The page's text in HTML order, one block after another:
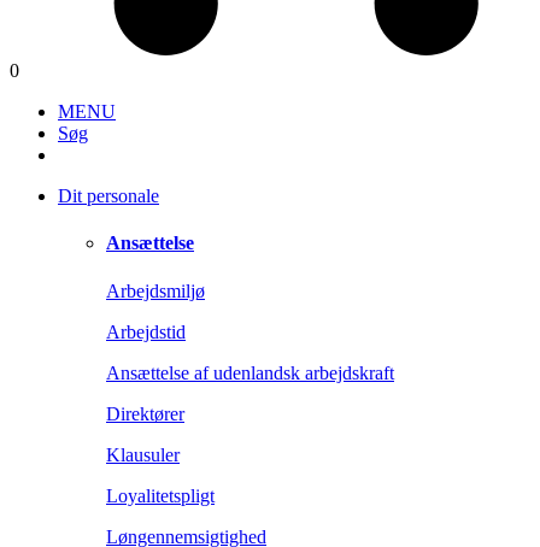
0
MENU
Søg
Dit personale
Ansættelse
Arbejdsmiljø
Arbejdstid
Ansættelse af udenlandsk arbejdskraft
Direktører
Klausuler
Loyalitetspligt
Løngennemsigtighed